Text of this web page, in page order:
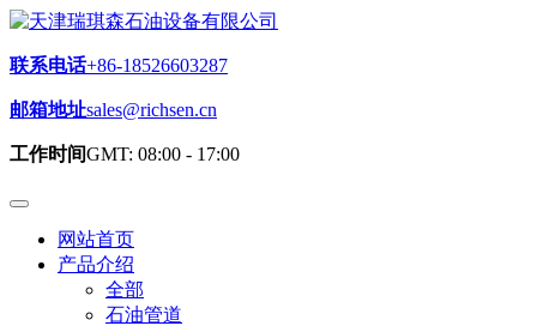
联系电话+86-18526603287
邮箱地址sales@richsen.cn
工作时间GMT: 08:00 - 17:00
网站首页
产品介绍
全部
石油管道